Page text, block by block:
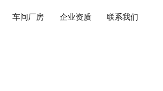
车间厂房 企业资质 联系我们